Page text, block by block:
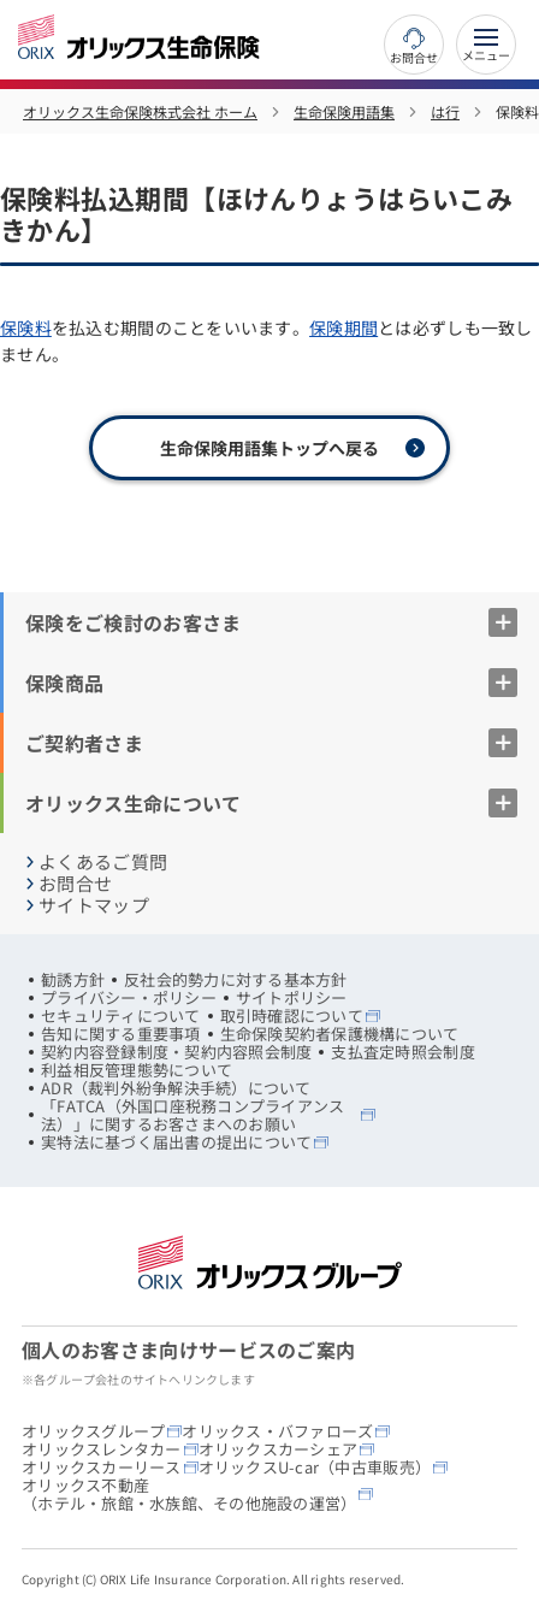
お問合せ
オリックス生命保険株式会社 ホーム 生命保険用語集 は行 保険
保険料払込期間【ほけんりょうはらいこみ
きかん】
保険料を払込む期間のことをいいます。保険期間とは必ずしも一致し
ません。
生命保険用語集トップへ戻る
保険をご検討のお客さま
保険商品
ご契約者さま
オリックス生命について
よくあるご質問
お問合せ
サイトマップ
勧誘方針 反社会的勢力に対する基本方針
プライバシー・ポリシー サイトポリシー
セキュリティについて 取引時確認について
告知に関する重要事項 生命保険契約者保護機構について
契約内容登録制度・契約内容照会制度 支払査定時照会制度
利益相反管理態勢について
ADR（裁判外紛争解決手続）について
「FATCA（外国口座税務コンプライアンス
法）」に関するお客さまへのお願い
実特法に基づく届出書の提出について
個人のお客さま向けサービスのご案内
※各グループ会社のサイトへリンクします
オリックスグループ オリックス・バファローズ
オリックスレンタカー オリックスカーシェア
オリックスカーリース オリックスU-car（中古車販売）
オリックス不動産
（ホテル・旅館・水族館、その他施設の運営）
Copyright (C) ORIX Life Insurance Corporation. All rights reserved.